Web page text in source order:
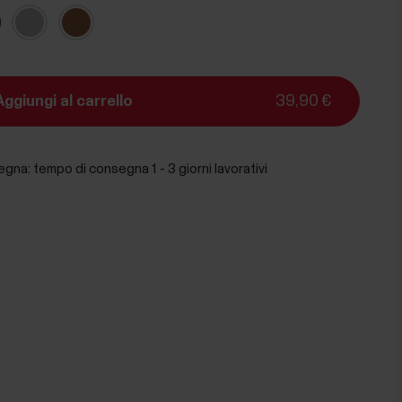
al carrello 39,90 €
tempo di consegna 1 - 3 giorni lavorativi